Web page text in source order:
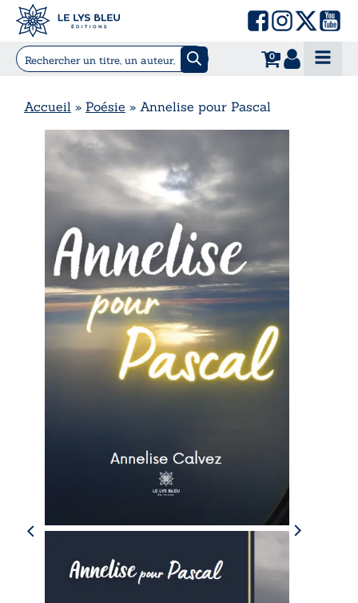
0
Accueil » Poésie » Annelise pour Pascal